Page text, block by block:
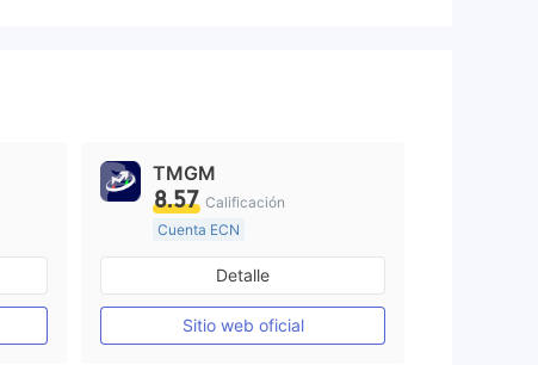
Creación Mercado Forex (MM)
TMGM
8.57 Calificación
Cuenta ECN
De 10 a 15 años
Supervisión en Australia
Creación Mercado Forex (MM)
Licencia completa de MT4
Detalle
Sitio web oficial